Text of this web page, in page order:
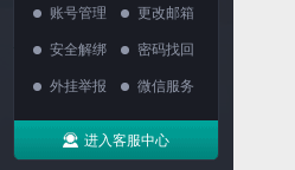
账号管理 更改邮箱
安全解绑 密码找回
外挂举报 微信服务
进入客服中心